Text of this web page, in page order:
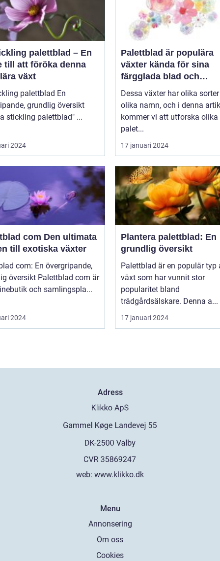
palettblad – En
till att föröka denna
växt
palettblad En
grundlig översikt
över "ta stickling palettblad" ...
2024
Palettblad är populära
växter kända för sina
färgglada blad och
dekorativa utseende
Dessa växter har olika
olika namn, och i denna
kommer vi att utforska olika
palet...
17 januari 2024
Den ultimata
till exotiska växter
com: En övergripande,
Palettblad com är
och samlingspla...
2024
Plantera palettblad: En
grundlig översikt
Palettblad är en populär typ
växt som har vunnit stor
popularitet bland
trädgårdsälskare. Denna a...
17 januari 2024
Adress
web: www.klikko.dk
Menu
Annonsering
Om oss
Cookies